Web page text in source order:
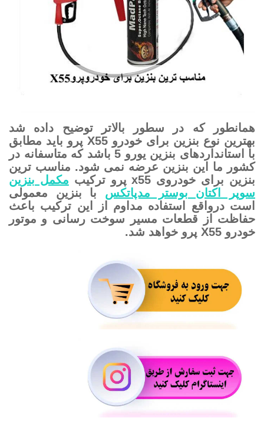
همانطور که در سطور بالاتر توضیح داده شد
بهترین نوع بنزین برای خودرو X55 پرو باید مطابق
با استانداردهای بنزین یورو 5 باشد که متاسفانه در
کشور ما این بنزین عرضه نمی شود. مناسب ترین
بنزین برای خودروی x55 پرو ترکیب
مکمل بنزین
سوپر اکتان بوستر مدپاتکس با بنزین معمولی
است درواقع استفاده مداوم از این ترکیب باعث
حفاظت از قطعات مسیر سوخت رسانی و موتور
خودرو X55 پرو خواهد شد.